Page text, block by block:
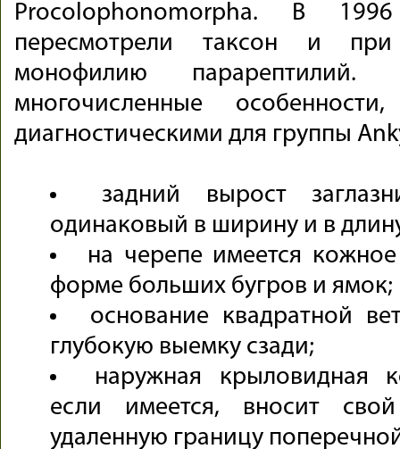
Procolophonomorpha. В
пересмотрели таксон и
монофилию
многочисленные
диагностическими для группы
задний вырост
одинаковый в ширину и в
на черепе имеется
форме больших бугров и ямок;
основание квадратной
глубокую выемку сзади;
наружная крыловидная
если имеется, вносит
удаленную границу